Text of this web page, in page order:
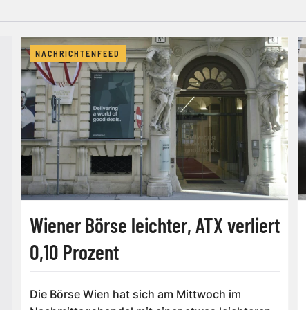
NACHRICHTENFEED
Wiener Börse leichter, ATX verliert
0,10 Prozent
Die Börse Wien hat sich am Mittwoch im